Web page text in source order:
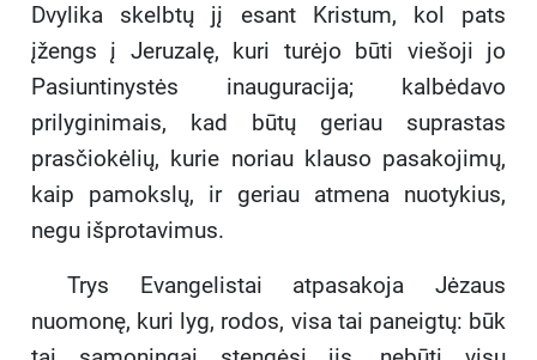
Dvylika skelbtų jį esant Kristum, kol pats
įžengs į Jeruzalę, kuri turėjo būti viešoji jo
Pasiuntinystės inauguracija; kalbėdavo
prilyginimais, kad būtų geriau suprastas
prasčiokėlių, kurie noriau klauso pasakojimų,
kaip pamokslų, ir geriau atmena nuotykius,
negu išprotavimus.
Trys Evangelistai atpasakoja Jėzaus
nuomonę, kuri lyg, rodos, visa tai paneigtų: būk